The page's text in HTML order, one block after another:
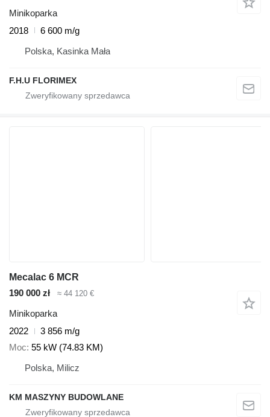
Minikoparka
2018
6 600 m/g
Polska, Kasinka Mała
F.H.U FLORIMEX
Mecalac 6 MCR
190 000 zł
≈ 44 120 €
Minikoparka
2022
3 856 m/g
Moc 55 kW (74.83 KM)
Polska, Milicz
KM MASZYNY BUDOWLANE